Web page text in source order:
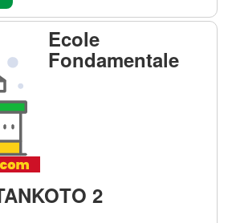
Ecole
Fondamentale
2